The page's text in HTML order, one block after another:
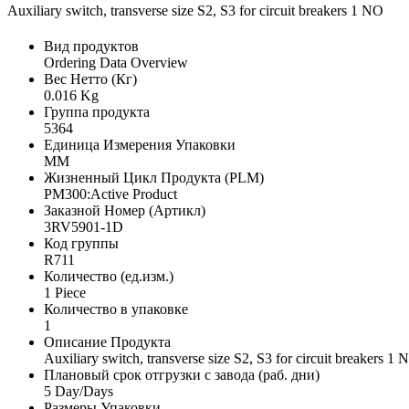
Auxiliary switch, transverse size S2, S3 for circuit breakers 1 NO
Вид продуктов
Ordering Data Overview
Вес Нетто (Кг)
0.016 Kg
Группа продукта
5364
Единица Измерения Упаковки
MM
Жизненный Цикл Продукта (PLM)
PM300:Active Product
Заказной Номер (Артикл)
3RV5901-1D
Код группы
R711
Количество (ед.изм.)
1 Piece
Количество в упаковке
1
Описание Продукта
Auxiliary switch, transverse size S2, S3 for circuit breakers 1
Плановый срок отгрузки с завода (раб. дни)
5 Day/Days